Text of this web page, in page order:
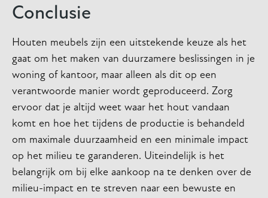
Conclusie
Houten meubels zijn een uitstekende keuze als het
gaat om het maken van duurzamere beslissingen in je
woning of kantoor, maar alleen als dit op een
verantwoorde manier wordt geproduceerd. Zorg
ervoor dat je altijd weet waar het hout vandaan
komt en hoe het tijdens de productie is behandeld
om maximale duurzaamheid en een minimale impact
op het milieu te garanderen. Uiteindelijk is het
belangrijk om bij elke aankoop na te denken over de
milieu-impact en te streven naar een bewuste en